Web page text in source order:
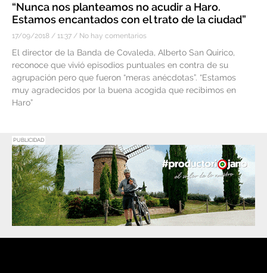
“Nunca nos planteamos no acudir a Haro.
Estamos encantados con el trato de la ciudad”
17/09/2018 11:37 No hay comentarios
El director de la Banda de Covaleda, Alberto San Quirico,
reconoce que vivió episodios puntuales en contra de su
agrupación pero que fueron “meras anécdotas”. “Estamos
muy agradecidos por la buena acogida que recibimos en
Haro”
PUBLICIDAD